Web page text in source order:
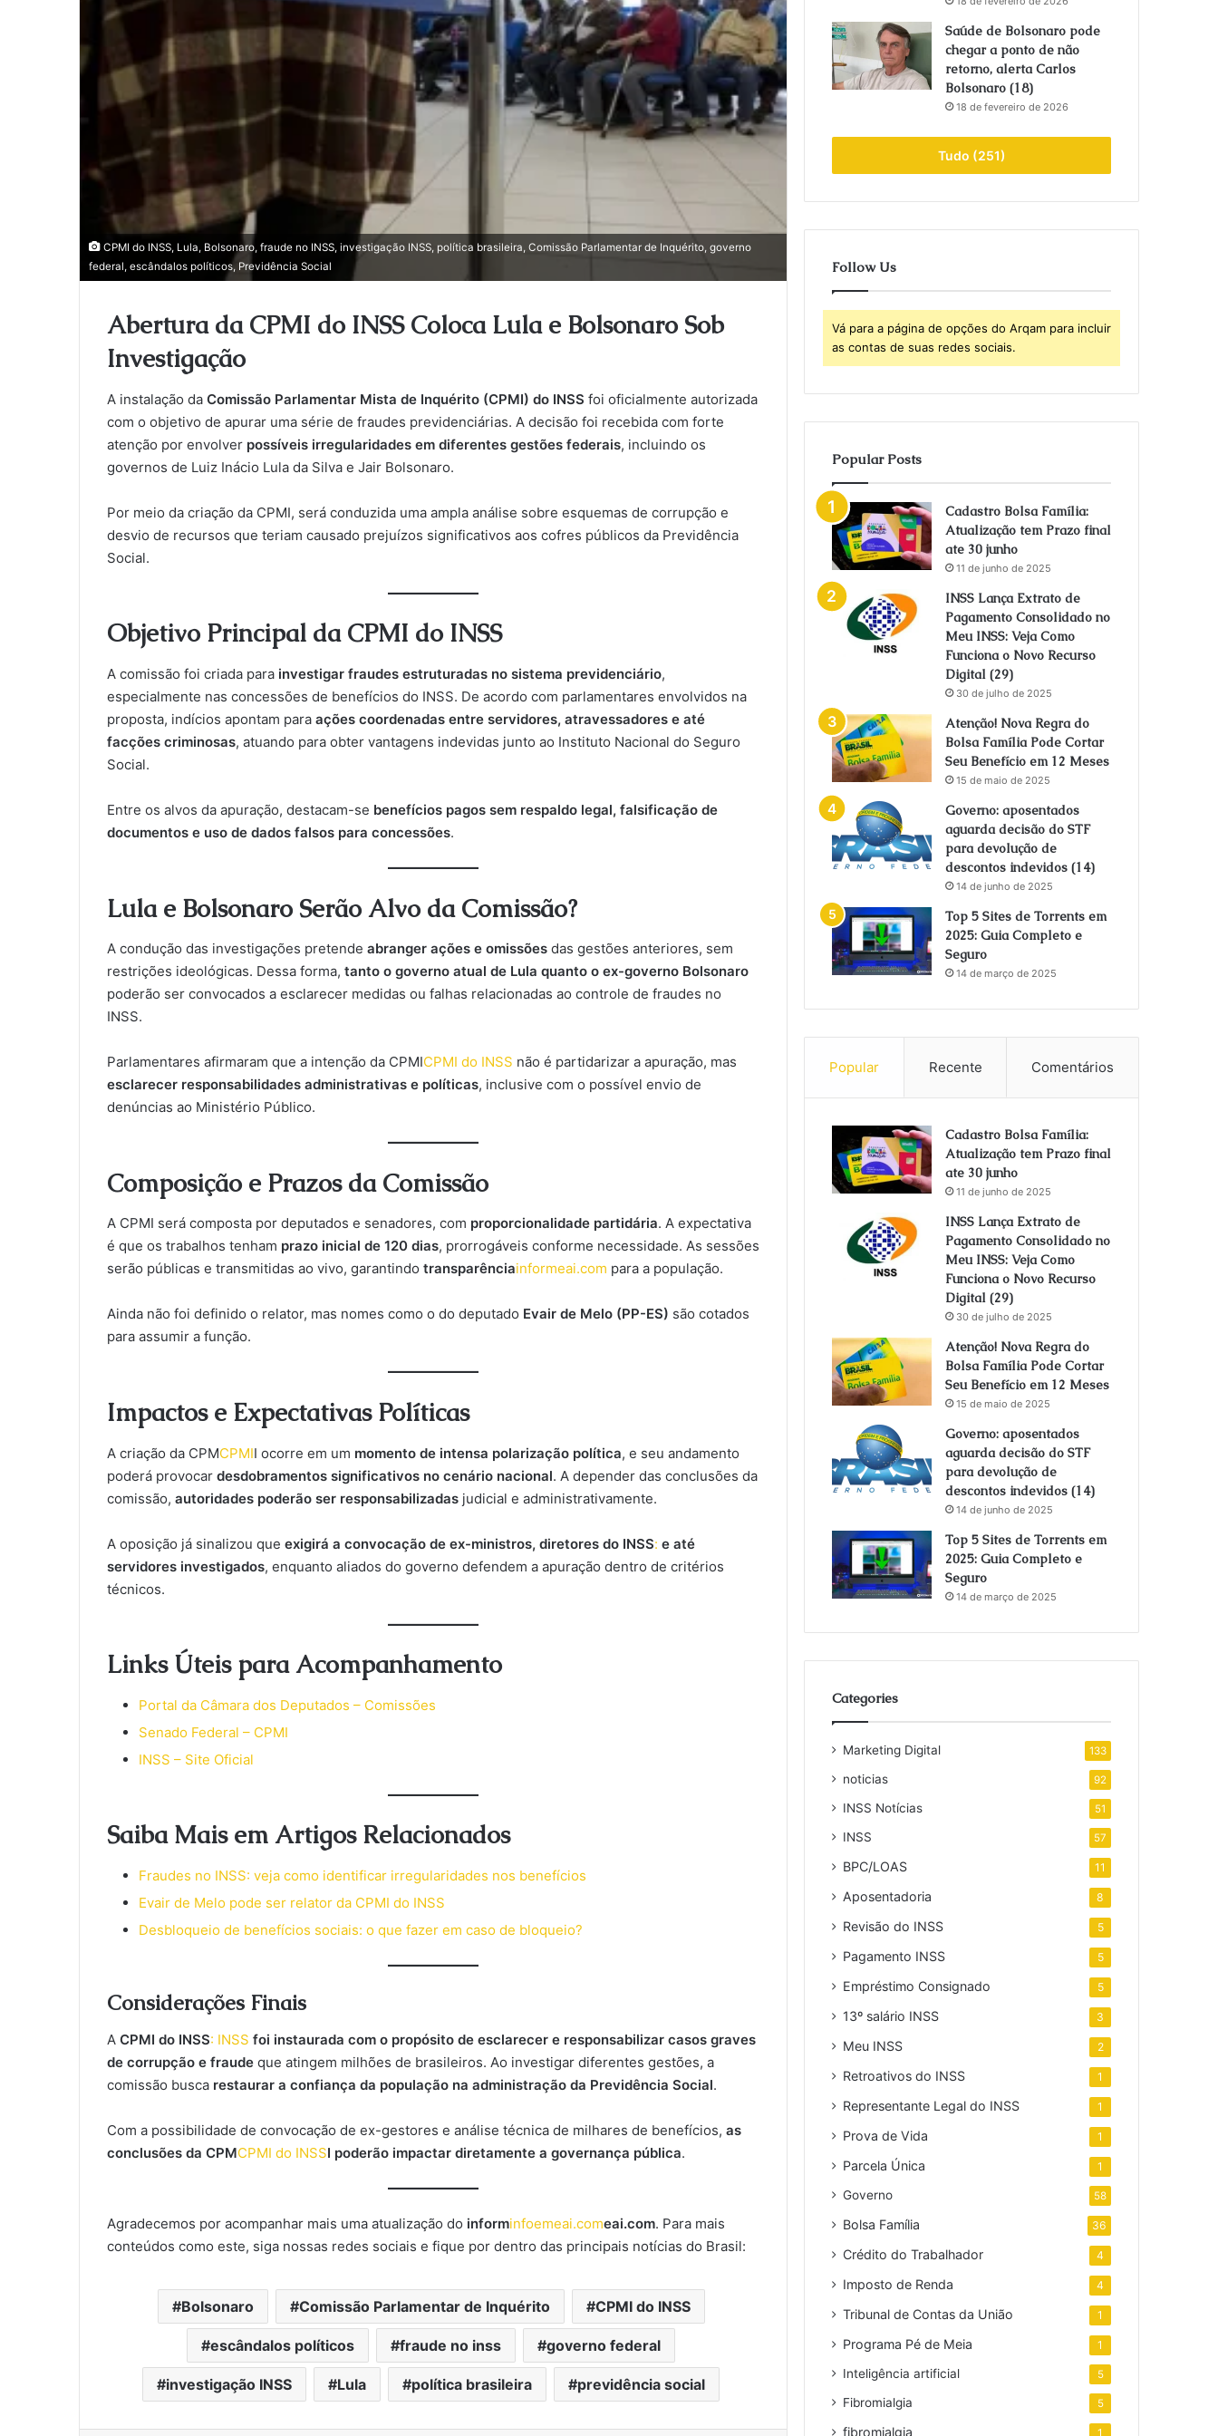
CPMI do INSS, Lula, Bolsonaro, fraude no INSS, investigação INSS, política brasileira, Comissão Parlamentar de Inquérito, governo
federal, escândalos políticos, Previdência Social
Abertura da CPMI do INSS Coloca Lula e Bolsonaro Sob
Investigação
A instalação da Comissão Parlamentar Mista de Inquérito (CPMI) do INSS foi oficialmente autorizada
com o objetivo de apurar uma série de fraudes previdenciárias. A decisão foi recebida com forte
atenção por envolver possíveis irregularidades em diferentes gestões federais, incluindo os
governos de Luiz Inácio Lula da Silva e Jair Bolsonaro.
Por meio da criação da CPMI, será conduzida uma ampla análise sobre esquemas de corrupção e
desvio de recursos que teriam causado prejuízos significativos aos cofres públicos da Previdência
Social.
Objetivo Principal da CPMI do INSS
A comissão foi criada para investigar fraudes estruturadas no sistema previdenciário,
especialmente nas concessões de benefícios do INSS. De acordo com parlamentares envolvidos na
proposta, indícios apontam para ações coordenadas entre servidores, atravessadores e até
facções criminosas, atuando para obter vantagens indevidas junto ao Instituto Nacional do Seguro
Social.
Entre os alvos da apuração, destacam-se benefícios pagos sem respaldo legal, falsificação de
documentos e uso de dados falsos para concessões.
Lula e Bolsonaro Serão Alvo da Comissão?
A condução das investigações pretende abranger ações e omissões das gestões anteriores, sem
restrições ideológicas. Dessa forma, tanto o governo atual de Lula quanto o ex-governo Bolsonaro
poderão ser convocados a esclarecer medidas ou falhas relacionadas ao controle de fraudes no
INSS.
Parlamentares afirmaram que a intenção da CPMICPMI do INSS não é partidarizar a apuração, mas
esclarecer responsabilidades administrativas e políticas, inclusive com o possível envio de
denúncias ao Ministério Público.
Composição e Prazos da Comissão
A CPMI será composta por deputados e senadores, com proporcionalidade partidária. A expectativa
é que os trabalhos tenham prazo inicial de 120 dias, prorrogáveis conforme necessidade. As sessões
serão públicas e transmitidas ao vivo, garantindo transparênciainformeai.com para a população.
Ainda não foi definido o relator, mas nomes como o do deputado Evair de Melo (PP-ES) são cotados
para assumir a função.
Impactos e Expectativas Políticas
A criação da CPMCPMII ocorre em um momento de intensa polarização política, e seu andamento
poderá provocar desdobramentos significativos no cenário nacional. A depender das conclusões da
comissão, autoridades poderão ser responsabilizadas judicial e administrativamente.
A oposição já sinalizou que exigirá a convocação de ex-ministros, diretores do INSS: e até
servidores investigados, enquanto aliados do governo defendem a apuração dentro de critérios
técnicos.
Links Úteis para Acompanhamento
Portal da Câmara dos Deputados – Comissões
Senado Federal – CPMI
INSS – Site Oficial
Saiba Mais em Artigos Relacionados
Fraudes no INSS: veja como identificar irregularidades nos benefícios
Evair de Melo pode ser relator da CPMI do INSS
Desbloqueio de benefícios sociais: o que fazer em caso de bloqueio?
Considerações Finais
A CPMI do INSS: INSS foi instaurada com o propósito de esclarecer e responsabilizar casos graves
de corrupção e fraude que atingem milhões de brasileiros. Ao investigar diferentes gestões, a
comissão busca restaurar a confiança da população na administração da Previdência Social.
Com a possibilidade de convocação de ex-gestores e análise técnica de milhares de benefícios, as
conclusões da CPMCPMI do INSSI poderão impactar diretamente a governança pública.
Agradecemos por acompanhar mais uma atualização do informinfoemeai.comeai.com. Para mais
conteúdos como este, siga nossas redes sociais e fique por dentro das principais notícias do Brasil:
Bolsonaro Comissão Parlamentar de Inquérito CPMI do INSS
escândalos políticos fraude no inss governo federal
investigação INSS Lula política brasileira previdência social
Saúde de Bolsonaro pode
chegar a ponto de não
retorno, alerta Carlos
Bolsonaro (18)
18 de fevereiro de 2026
Tudo (251)
Follow Us
Vá para a página de opções do Arqam para incluir
as contas de suas redes sociais.
Popular Posts
Cadastro Bolsa Família:
Atualização tem Prazo final
ate 30 junho
11 de junho de 2025
INSS Lança Extrato de
Pagamento Consolidado no
Meu INSS: Veja Como
Funciona o Novo Recurso
Digital (29)
30 de julho de 2025
Atenção! Nova Regra do
Bolsa Família Pode Cortar
Seu Benefício em 12 Meses
15 de maio de 2025
Governo: aposentados
aguarda decisão do STF
para devolução de
descontos indevidos (14)
14 de junho de 2025
Top 5 Sites de Torrents em
2025: Guia Completo e
Seguro
14 de março de 2025
Popular Recente Comentários
Cadastro Bolsa Família:
Atualização tem Prazo final
ate 30 junho
11 de junho de 2025
INSS Lança Extrato de
Pagamento Consolidado no
Meu INSS: Veja Como
Funciona o Novo Recurso
Digital (29)
30 de julho de 2025
Atenção! Nova Regra do
Bolsa Família Pode Cortar
Seu Benefício em 12 Meses
15 de maio de 2025
Governo: aposentados
aguarda decisão do STF
para devolução de
descontos indevidos (14)
14 de junho de 2025
Top 5 Sites de Torrents em
2025: Guia Completo e
Seguro
14 de março de 2025
Categories
Marketing Digital 133
noticias 92
INSS Notícias 51
INSS 57
BPC/LOAS 11
Aposentadoria 8
Revisão do INSS 5
Pagamento INSS 5
Empréstimo Consignado 5
13º salário INSS 3
Meu INSS 2
Retroativos do INSS 1
Representante Legal do INSS 1
Prova de Vida 1
Parcela Única 1
Governo 58
Bolsa Família 36
Crédito do Trabalhador 4
Imposto de Renda 4
Tribunal de Contas da União 1
Programa Pé de Meia 1
Inteligência artificial 5
Fibromialgia 5
fibromialgia 1